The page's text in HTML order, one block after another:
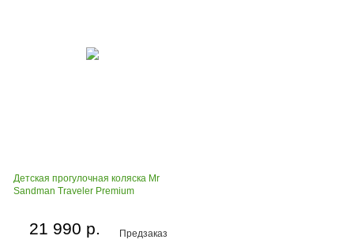
Детская прогулочная коляска Mr
Sandman Traveler Premium
Предзаказ
21 990 р.